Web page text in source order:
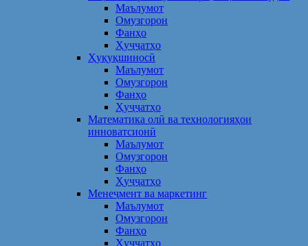
Маълумот
Омузгорон
Фанҳо
Ҳуҷҷатҳо
Ҳуқуқшиносӣ
Маълумот
Омузгорон
Фанҳо
Ҳуҷҷатҳо
Математика олӣ ва технологияҳои
инноватсионӣ
Маълумот
Омузгорон
Фанҳо
Ҳуҷҷатҳо
Менеҷмент ва маркетинг
Маълумот
Омузгорон
Фанҳо
Ҳуҷҷатҳо